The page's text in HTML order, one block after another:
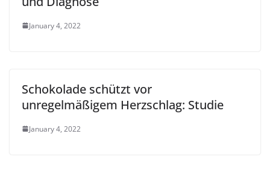
January 4, 2022
Schokolade schützt vor
unregelmäßigem Herzschlag: Studie
January 4, 2022